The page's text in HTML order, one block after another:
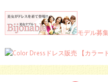
モデル募
ドレス販売 【カラー